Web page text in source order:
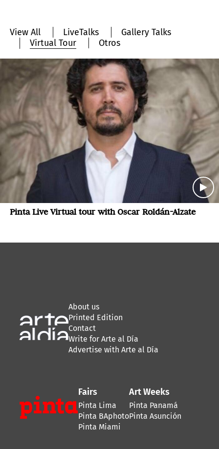
View All LiveTalks
Gallery Talks
Virtual Tour
Otros
Pinta Live Virtual tour with Oscar Roldán-Alzate
About us
Printed Edition
Contact
Write for Arte al Día
Advertise with Arte al Día
Fairs
Pinta Lima
Pinta BAphoto
Pinta Miami
Art Weeks
Pinta Panamá
Pinta Asunción